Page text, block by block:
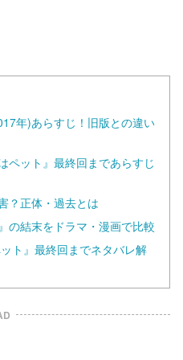
年)あらすじ！旧版との違い
ペット』最終回まであらすじ
？正体・過去とは
の結末をドラマ・漫画で比較
ト』最終回までネタバレ解